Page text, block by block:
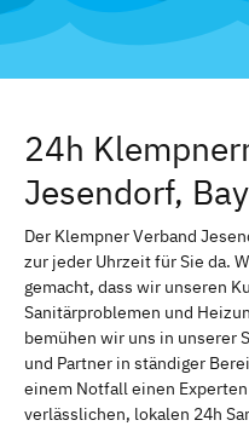
24h
Jesendorf,
Der Klempner Verband
zur jeder Uhrzeit für Sie da.
gemacht, dass wir unseren
Sanitärproblemen und
bemühen wir uns in unserer
und Partner in ständiger
einem Notfall einen
verlässlichen, lokalen 24h